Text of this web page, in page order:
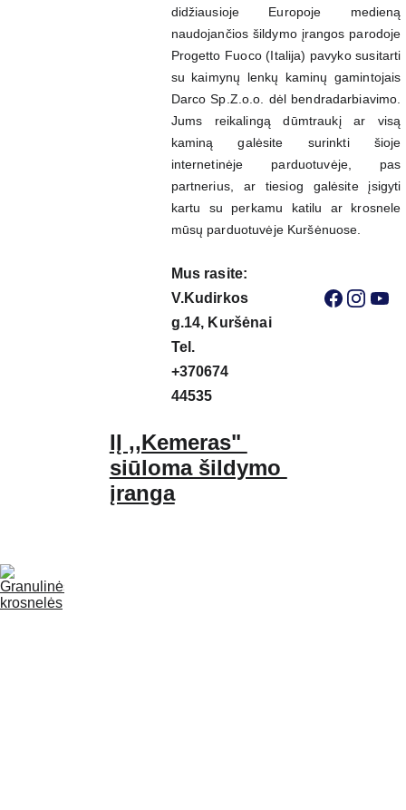
Tel.
+370674
44535
Mus rasite:
V.Kudirkos
g.14, Kuršėnai
didžiausioje Europoje medieną
naudojančios šildymo įrangos parodoje
Progetto Fuoco (Italija) pavyko susitarti
su kaimynų lenkų kaminų gamintojais
Darco Sp.Z.o.o. dėl bendradarbiavimo.
Jums reikalingą dūmtraukį ar visą
kaminą galėsite surinkti šioje
internetinėje parduotuvėje, pas
partnerius, ar tiesiog galėsite įsigyti
kartu su perkamu katilu ar krosnele
mūsų parduotuvėje Kuršėnuose.
IĮ ,,Kemeras"
siūloma šildymo
įranga